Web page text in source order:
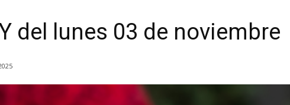
del lunes 03 de noviembre